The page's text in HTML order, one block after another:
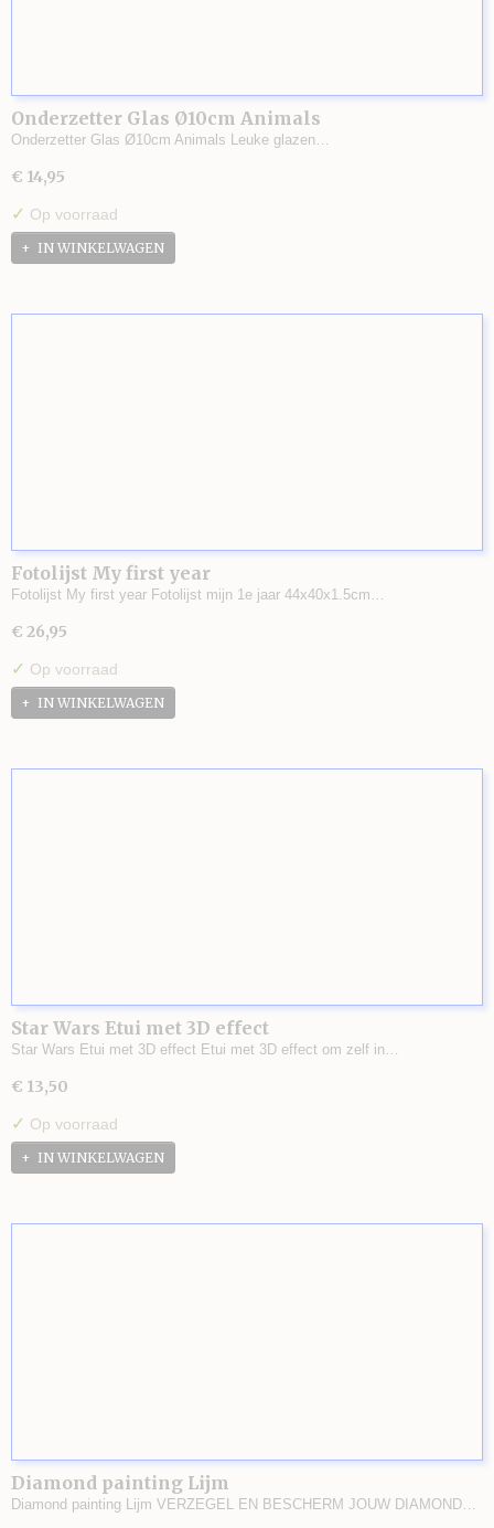
Onderzetter Glas Ø10cm Animals
Onderzetter Glas Ø10cm Animals Leuke glazen…
€ 14,95
✓ Op voorraad
IN WINKELWAGEN
Fotolijst My first year
Fotolijst My first year Fotolijst mijn 1e jaar 44x40x1.5cm…
€ 26,95
✓ Op voorraad
IN WINKELWAGEN
Star Wars Etui met 3D effect
Star Wars Etui met 3D effect Etui met 3D effect om zelf in…
€ 13,50
✓ Op voorraad
IN WINKELWAGEN
Diamond painting Lijm
Diamond painting Lijm VERZEGEL EN BESCHERM JOUW DIAMOND…